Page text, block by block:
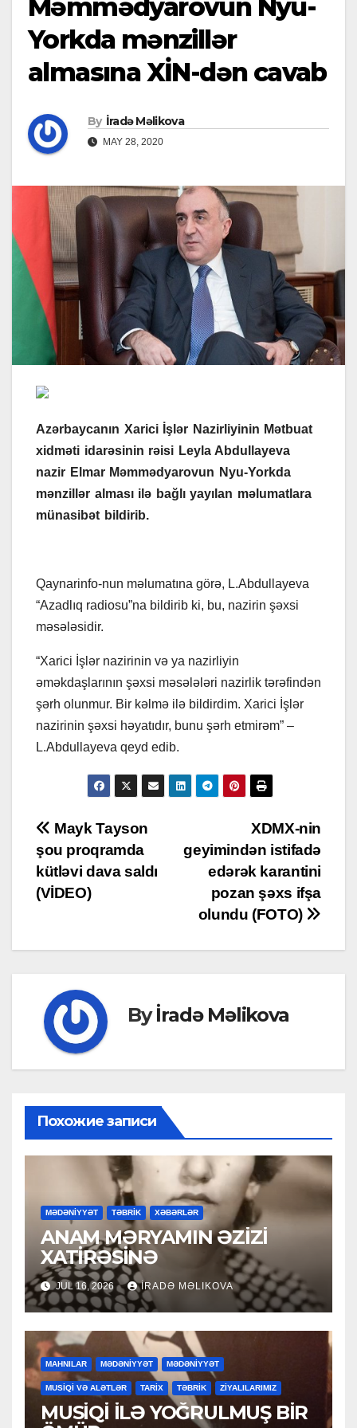
Məmmədyarovun Nyu-
Yorkda mənzillər
almasına XİN-dən cavab
By İradə Məlikova
MAY 28, 2020
Azərbaycanın Xarici İşlər Nazirliyinin Mətbuat
xidməti idarəsinin rəisi Leyla Abdullayeva
nazir Elmar Məmmədyarovun Nyu-Yorkda
mənzillər alması ilə bağlı yayılan məlumatlara
münasibət bildirib.
Qaynarinfo-nun məlumatına görə, L.Abdullayeva
“Azadlıq radiosu”na bildirib ki, bu, nazirin şəxsi
məsələsidir.
“Xarici İşlər nazirinin və ya nazirliyin
əməkdaşlarının şəxsi məsələləri nazirlik tərəfindən
şərh olunmur. Bir kəlmə ilə bildirdim. Xarici İşlər
nazirinin şəxsi həyatıdır, bunu şərh etmirəm” –
L.Abdullayeva qeyd edib.
Post
navigation
XDMX-nin
geyimindən istifadə
edərək karantini
pozan şəxs ifşa
olundu (FOTO)
Mayk Tayson
şou proqramda
kütləvi dava saldı
(VİDEO)
Byİradə Məlikova
Похожие записи
MƏDƏNİYYƏT TƏBRİK XƏBƏRLƏR
ANAM MƏRYAMIN ƏZİZİ
XATİRƏSİNƏ
JUL 16, 2026 İRADƏ MƏLIKOVA
MAHNILAR MƏDƏNİYYƏT MƏDƏNİYYƏT
MUSİQİ VƏ ALƏTLƏR TARİX TƏBRİK ZİYALILARIMIZ
MUSİQİ İLƏ YOĞRULMUŞ BİR